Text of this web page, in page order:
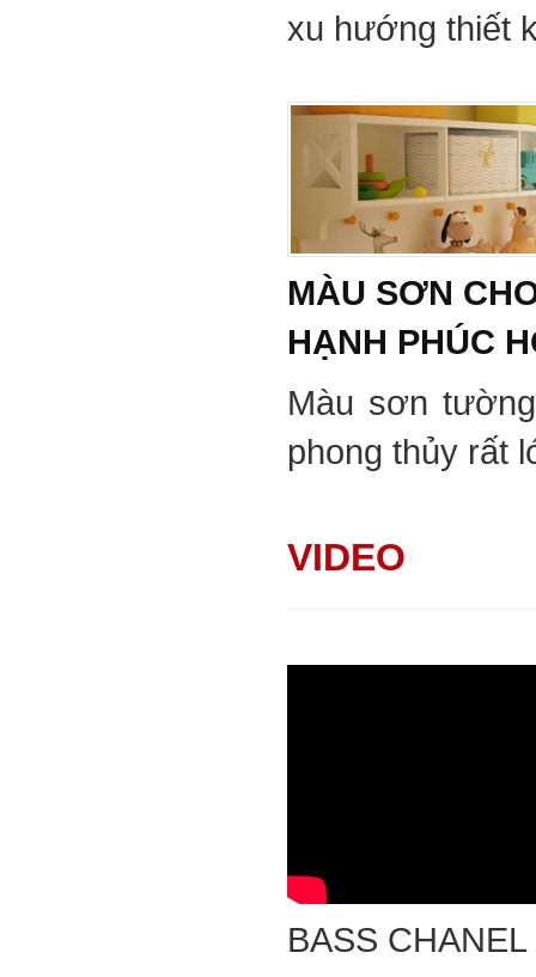
xu hướng thiết
MÀU SƠN
HẠNH PHÚC
Màu sơn
phong thủy rất
VIDEO
BASS CHANEL